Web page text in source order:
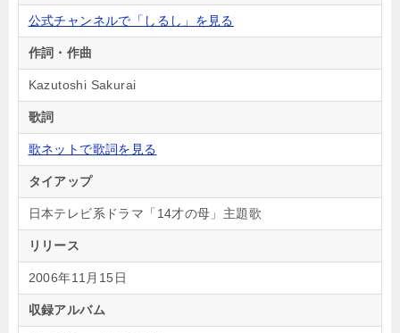
公式チャンネルで「しるし」を見る
作詞・作曲
Kazutoshi Sakurai
歌詞
歌ネットで歌詞を見る
タイアップ
日本テレビ系ドラマ「14才の母」主題歌
リリース
2006年11月15日
収録アルバム